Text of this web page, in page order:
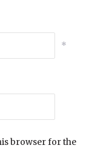
*
browser for the